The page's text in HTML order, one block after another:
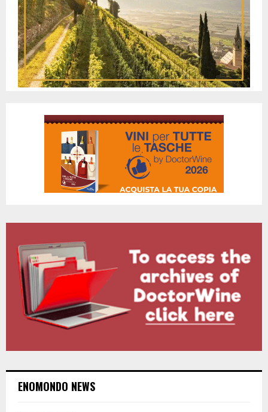
ENOMONDO NEWS